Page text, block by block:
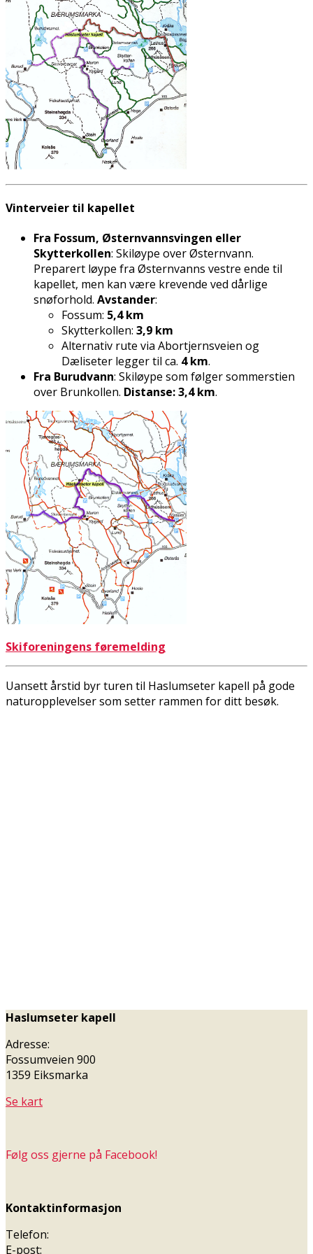
Vinterveier til kapellet
Fra Fossum, Østernvannsvingen eller
Skytterkollen: Skiløype over Østernvann.
Preparert løype fra Østernvanns vestre ende til
kapellet, men kan være krevende ved dårlige
snøforhold. Avstander:
Fossum: 5,4 km
Skytterkollen: 3,9 km
Alternativ rute via Abortjernsveien og
Dæliseter legger til ca. 4 km.
Fra Burudvann: Skiløype som følger sommerstien
over Brunkollen. Distanse: 3,4 km.
Skiforeningens føremelding
Uansett årstid byr turen til Haslumseter kapell på gode
naturopplevelser som setter rammen for ditt besøk.
Haslumseter kapell
Adresse:
Fossumveien 900
1359 Eiksmarka
Se kart
Følg oss gjerne på Facebook!
Kontaktinformasjon
Telefon:
E-post: